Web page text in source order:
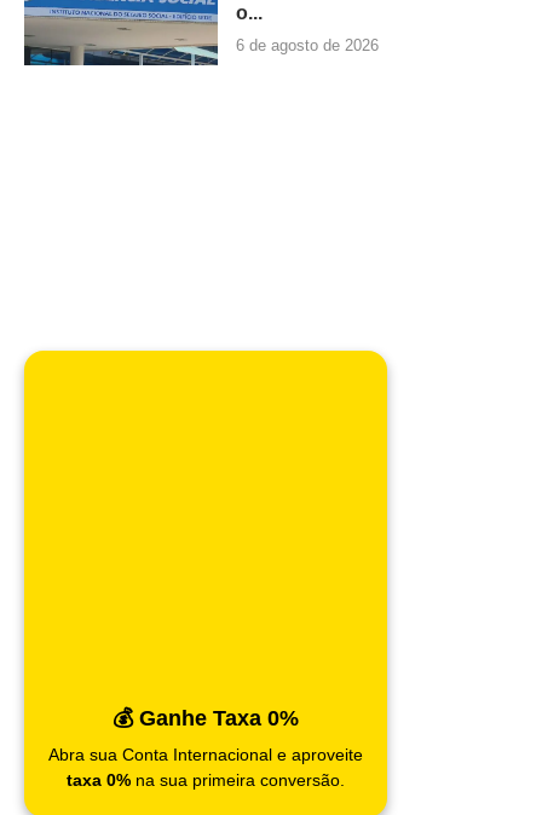
o...
6 de agosto de 2026
💰 Ganhe Taxa 0%
Abra sua Conta Internacional e aproveite
taxa 0% na sua primeira conversão.